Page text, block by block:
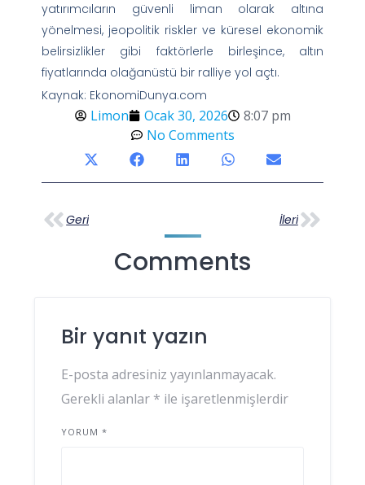
yatırımcıların güvenli liman olarak altına
yönelmesi, jeopolitik riskler ve küresel ekonomik
belirsizlikler gibi faktörlerle birleşince, altın
fiyatlarında olağanüstü bir ralliye yol açtı.
Kaynak: EkonomiDunya.com
Limon Ocak 30, 2026
8:07 pm
No Comments
Geri İleri
Comments
Bir yanıt yazın
E-posta adresiniz yayınlanmayacak.
Gerekli alanlar * ile işaretlenmişlerdir
YORUM *